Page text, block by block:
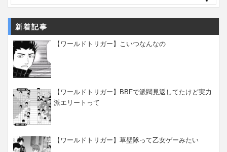
新着記事
【ワールドトリガー】こいつなんなの
【ワールドトリガー】BBFで派閥見返してたけど実力
派エリートって
【ワールドトリガー】草壁隊って乙女ゲーみたい